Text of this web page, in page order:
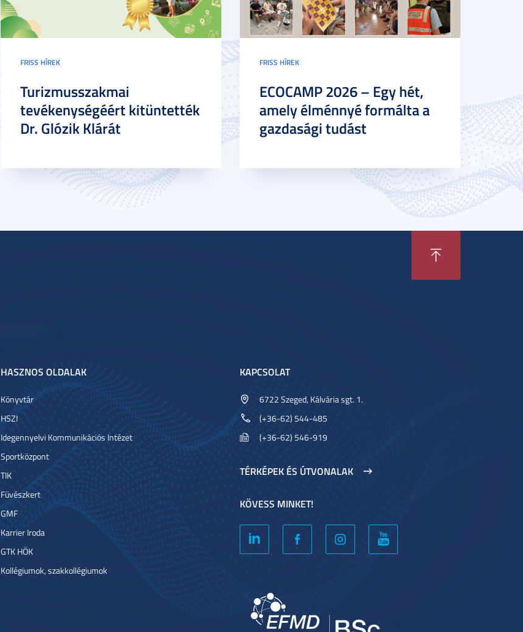
FRISS HÍREK
Turizmusszakmai
tevékenységéért kitüntették
Dr. Glózik Klárát
FRISS HÍREK
ECOCAMP 2026 – Egy hét,
amely élménnyé formálta a
gazdasági tudást
HASZNOS OLDALAK
Könyvtár
HSZI
Idegennyelvi Kommunikációs Intézet
Sportközpont
TIK
Füvészkert
GMF
Karrier Iroda
GTK HÖK
Kollégiumok, szakkollégiumok
KAPCSOLAT
6722 Szeged, Kálvária sgt. 1.
(+36-62) 544-485
(+36-62) 546-919
TÉRKÉPEK ÉS ÚTVONALAK
KÖVESS MINKET!